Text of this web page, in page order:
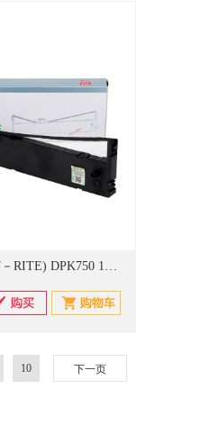
(355777)天威(PRINT－RITE) DPK750 12.7mm*12m-TZ 色带框(单位：盒)
10 下一页